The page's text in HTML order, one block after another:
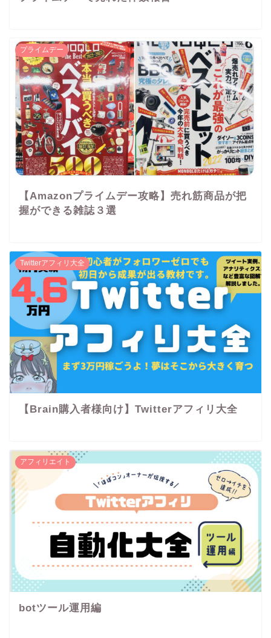
プライムデー
【Amazonプライムデー攻略】売れ筋商品が把
握ができる雑誌３選
Twitterアフィリ大全
【Brain購入者様向け】Twitterアフィリ大全
アフィリエイト
botツール運用編